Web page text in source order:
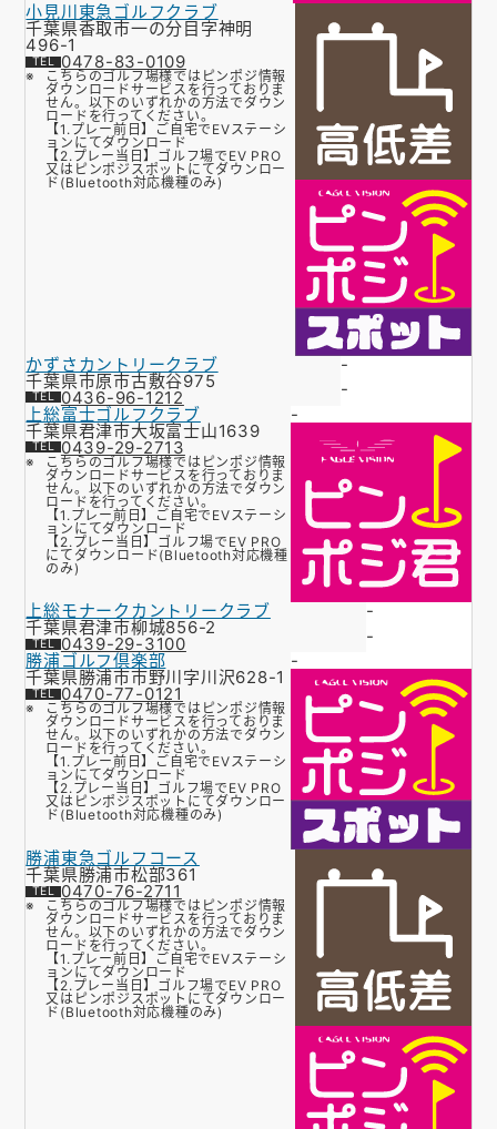
小見川東急ゴルフクラブ
千葉県香取市一の分目字神明
496-1
0478-83-0109
こちらのゴルフ場様ではピンポジ情報
ダウンロードサービスを行っておりま
せん。以下のいずれかの方法でダウン
ロードを行ってください。
【1.プレー前日】ご自宅でEVステーシ
ョンにてダウンロード
【2.プレー当日】ゴルフ場でEV PRO
又はピンポジスポットにてダウンロー
ド(Bluetooth対応機種のみ)
かずさカントリークラブ
千葉県市原市古敷谷975
0436-96-1212
-
-
上総富士ゴルフクラブ
千葉県君津市大坂富士山1639
0439-29-2713
こちらのゴルフ場様ではピンポジ情報
ダウンロードサービスを行っておりま
せん。以下のいずれかの方法でダウン
ロードを行ってください。
【1.プレー前日】ご自宅でEVステーシ
ョンにてダウンロード
【2.プレー当日】ゴルフ場でEV PRO
にてダウンロード(Bluetooth対応機種
のみ)
-
上総モナークカントリークラブ
千葉県君津市柳城856-2
0439-29-3100
-
-
勝浦ゴルフ倶楽部
千葉県勝浦市市野川字川沢628-1
0470-77-0121
こちらのゴルフ場様ではピンポジ情報
ダウンロードサービスを行っておりま
せん。以下のいずれかの方法でダウン
ロードを行ってください。
【1.プレー前日】ご自宅でEVステーシ
ョンにてダウンロード
【2.プレー当日】ゴルフ場でEV PRO
又はピンポジスポットにてダウンロー
ド(Bluetooth対応機種のみ)
-
勝浦東急ゴルフコース
千葉県勝浦市松部361
0470-76-2711
こちらのゴルフ場様ではピンポジ情報
ダウンロードサービスを行っておりま
せん。以下のいずれかの方法でダウン
ロードを行ってください。
【1.プレー前日】ご自宅でEVステーシ
ョンにてダウンロード
【2.プレー当日】ゴルフ場でEV PRO
又はピンポジスポットにてダウンロー
ド(Bluetooth対応機種のみ)